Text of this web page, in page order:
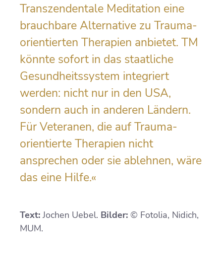
Transzendentale Meditation eine
brauchbare Alternative zu Trauma-
orientierten Therapien anbietet. TM
könnte sofort in das staatliche
Gesundheitssystem integriert
werden: nicht nur in den USA,
sondern auch in anderen Ländern.
Für Veteranen, die auf Trauma-
orientierte Therapien nicht
ansprechen oder sie ablehnen, wäre
das eine Hilfe.«
Text:Jochen Uebel. Bilder: © Fotolia, Nidich,
MUM.